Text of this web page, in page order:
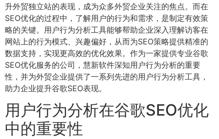
升外贸独立站的表现，成为众多外贸企业关注的焦点。而在
SEO优化的过程中，了解用户的行为和需求，是制定有效策
略的关键。用户行为分析工具能够帮助企业深入理解访客在
网站上的行为模式、兴趣偏好，从而为SEO策略提供精准的
数据支持，实现更高效的优化效果。作为一家提供专业谷歌
SEO优化服务的公司，慧新软件深知用户行为分析的重要
性，并为外贸企业提供了一系列先进的用户行为分析工具，
助力企业提升谷歌SEO表现。
用户行为分析在谷歌SEO优化
中的重要性